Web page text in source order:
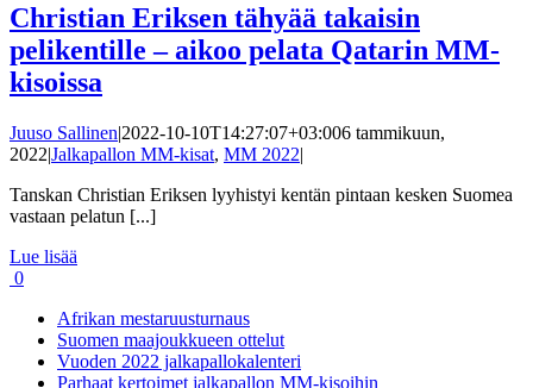
Christian Eriksen tähyää takaisin
pelikentille – aikoo pelata Qatarin MM-
kisoissa
Juuso Sallinen|2022-10-10T14:27:07+03:006 tammikuun,
2022|Jalkapallon MM-kisat, MM 2022|
Tanskan Christian Eriksen lyyhistyi kentän pintaan kesken Suomea
vastaan pelatun [...]
Lue lisää
0
Afrikan mestaruusturnaus
Suomen maajoukkueen ottelut
Vuoden 2022 jalkapallokalenteri
Parhaat kertoimet jalkapallon MM-kisoihin